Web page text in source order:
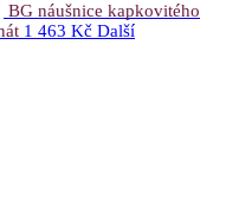
BG náušnice kapkovitého
1 463 Kč Další